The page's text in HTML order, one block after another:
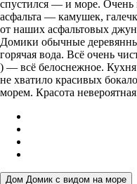
спустился — и море. Очень
асфальта — камушек,
от наших асфальтовых
Домики обычные
горячая вода. Всё очень
) — всё белоснежное.
не хватило красивых
морем. Красота
Дом Домик с видом на море